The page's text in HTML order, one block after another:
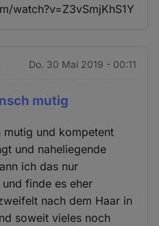
watch?v=Z3vSmjKhS1Y
Do. 30 Mai 2019 - 00:11
mutig
mutig und kompetent
und naheliegende
ich das nur
finde es eher
nach dem Haar in
soweit vieles noch